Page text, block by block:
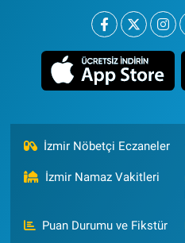
İzmir Nöbetçi Eczaneler
İzmir Namaz Vakitleri
Puan Durumu ve Fikstür